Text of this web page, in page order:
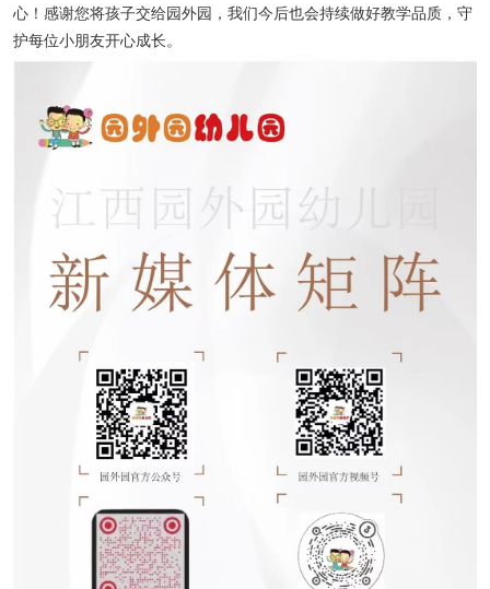
心！感谢您将孩子交给园外园，我们今后也会持续做好教学品质，守
护每位小朋友开心成长。